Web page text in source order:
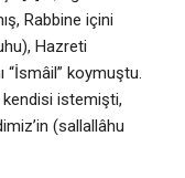
Rabbine içini
Hazreti
“İsmâil” koymuştu.
kendisi istemişti,
(sallallâhu